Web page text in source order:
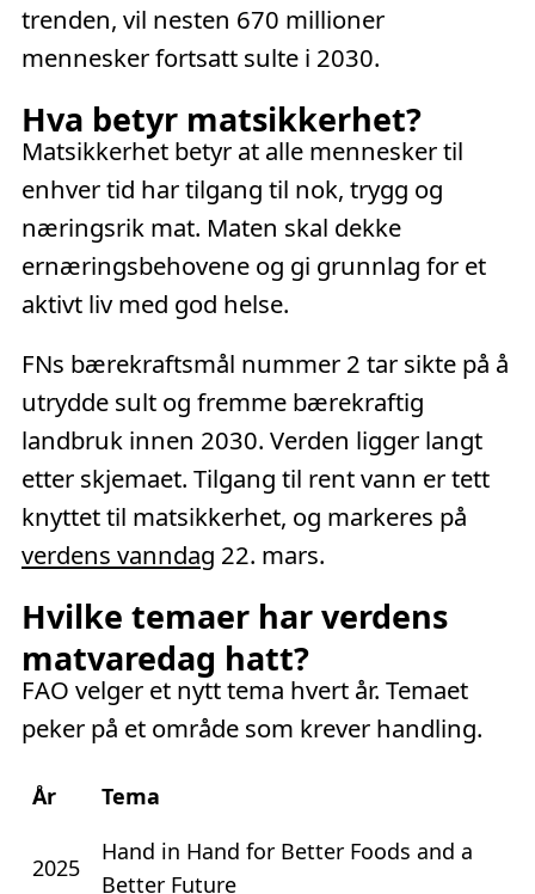
trenden, vil nesten 670 millioner
mennesker fortsatt sulte i 2030.
Hva betyr matsikkerhet?
Matsikkerhet betyr at alle mennesker til
enhver tid har tilgang til nok, trygg og
næringsrik mat. Maten skal dekke
ernæringsbehovene og gi grunnlag for et
aktivt liv med god helse.
FNs bærekraftsmål nummer 2 tar sikte på å
utrydde sult og fremme bærekraftig
landbruk innen 2030. Verden ligger langt
etter skjemaet. Tilgang til rent vann er tett
knyttet til matsikkerhet, og markeres på
verdens vanndag 22. mars.
Hvilke temaer har verdens
matvaredag hatt?
FAO velger et nytt tema hvert år. Temaet
peker på et område som krever handling.
År Tema
2025
Hand in Hand for Better Foods and a
Better Future